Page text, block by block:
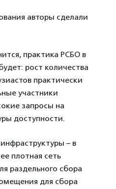
авторы сделали
практика РСБО в
рост количества
практически
участники
запросы на
доступности.
– в
плотная сеть
раздельного сбора
для сбора